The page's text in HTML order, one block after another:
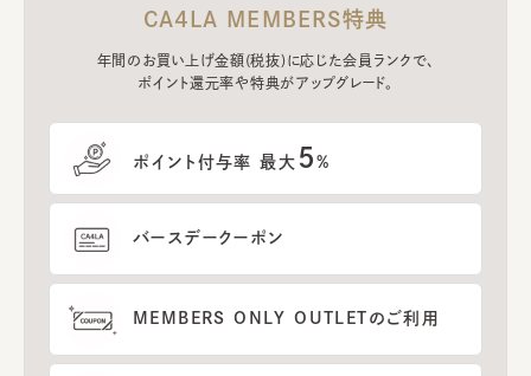
CA4LA MEMBERS特典
年間のお買い上げ金額(税抜)に応じた会員ランクで、
ポイント還元率や特典がアップグレード。
ポイント付与率 最大 5%
バースデークーポン
MEMBERS ONLY OUTLETのご利用